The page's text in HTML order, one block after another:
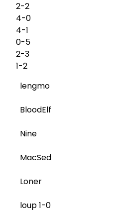
2-2
4-0
4-1
0-5
2-3
1-2
lengmo
BloodElf
Nine
MacSed
Loner
loup 1-0